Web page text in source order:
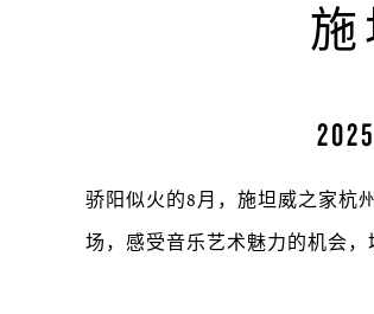
施坦威顺义旗舰店
施坦威之家西安
骄阳似火的8月，施坦威之家杭
场，感受音乐艺术魅力的机会，